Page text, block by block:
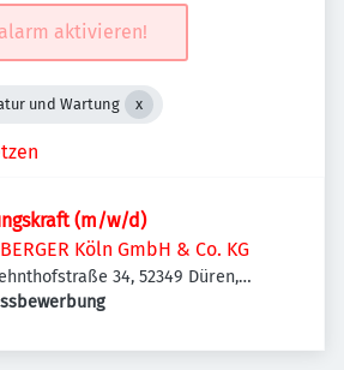
aktivieren!
und Wartung
(m/w/d)
Köln GmbH & Co. KG
34, 52349 Düren,